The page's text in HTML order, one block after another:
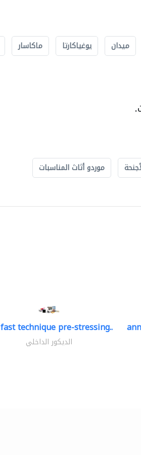
ميدان يوغياكارتا ماكاسار
موردو أثاث المناسبات
fast technique pre-stressing..
الديكور الداخلي